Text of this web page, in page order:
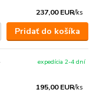
237,00 EUR/ks
Pridať do košíka
195,00 EUR/ks
expedícia 2-4 dní